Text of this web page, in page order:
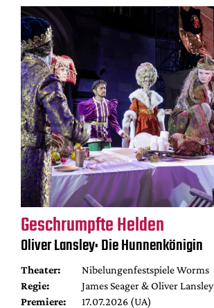
Geschrumpfte Helden
Oliver Lansley: Die Hunnenkönigin
Theater:
Nibelungenfestspiele Worms
Regie:
James Seager & Oliver Lansley
Premiere:
17.07.2026 (UA)